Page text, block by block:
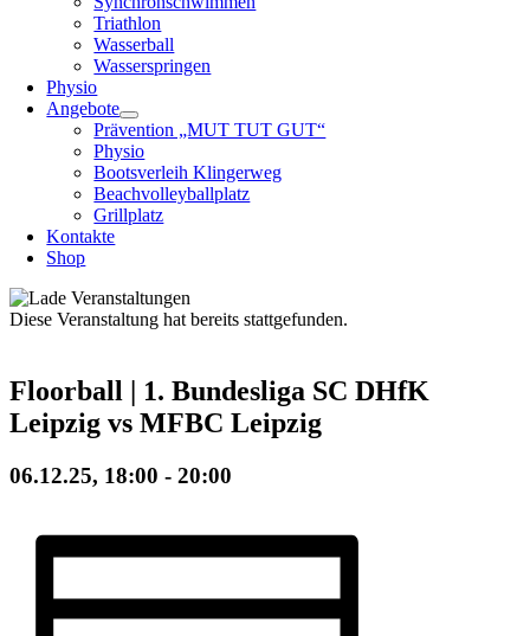
Triathlon
Wasserball
Wasserspringen
Physio
Angebote
Prävention „MUT TUT GUT“
Physio
Bootsverleih Klingerweg
Beachvolleyballplatz
Grillplatz
Kontakte
Shop
Diese Veranstaltung hat bereits stattgefunden.
Floorball | 1. Bundesliga SC DHfK
Leipzig vs MFBC Leipzig
06.12.25, 18:00 - 20:00